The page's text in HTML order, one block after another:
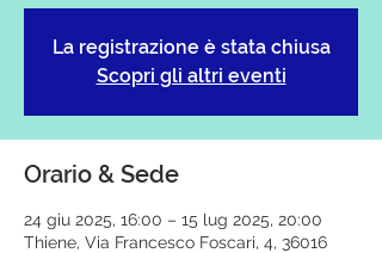
La registrazione è stata chiusa
Scopri gli altri eventi
Orario & Sede
24 giu 2025, 16:00 – 15 lug 2025, 20:00
Thiene, Via Francesco Foscari, 4, 36016